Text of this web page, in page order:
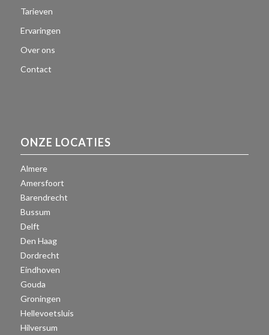
Tarieven
Ervaringen
Over ons
Contact
ONZE LOCATIES
Almere
Amersfoort
Barendrecht
Bussum
Delft
Den Haag
Dordrecht
Eindhoven
Gouda
Groningen
Hellevoetsluis
Hilversum